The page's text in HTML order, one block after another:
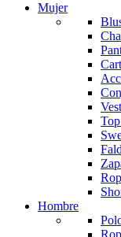
Mujer
Hombre